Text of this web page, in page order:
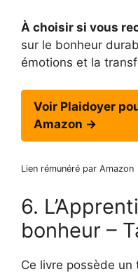
À choisir si vous
sur le bonheur
émotions et la
Voir Plaidoyer
Amazon →
Lien rémunéré par Amazon
6.
bonheur –
Ce livre possède